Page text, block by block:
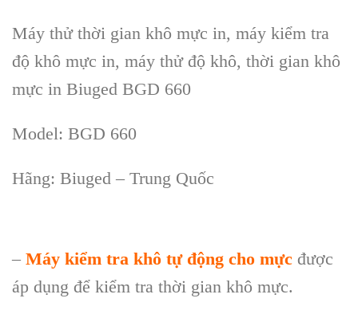
Máy thử thời gian khô mực in, máy kiểm tra
độ khô mực in, máy thử độ khô, thời gian khô
mực in Biuged BGD 660
Model: BGD 660
Hãng: Biuged – Trung Quốc
– Máy kiểm tra khô tự động cho mực được
áp dụng để kiểm tra thời gian khô mực.